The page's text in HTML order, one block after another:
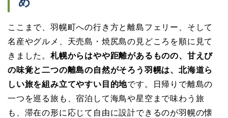
ここまで、羽幌町への行き方と離島フェリー、そして
名産やグルメ、天売島・焼尻島の見どころを順に見て
きました。 札幌からはやや距離があるものの、甘えび
の味覚と二つの離島の自然がそろう羽幌は、北海道ら
しい旅を組み立てやすい目的地です。日帰りで離島の
一つを巡る旅も、宿泊して海鳥や星空まで味わう旅
も、滞在の形に応じて自由に設計できるのが羽幌の懐